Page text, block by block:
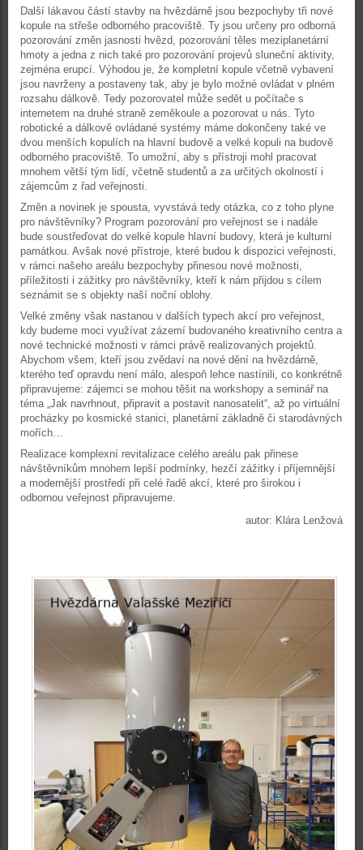
Další lákavou částí stavby na hvězdárně jsou bezpochyby tři nové
kopule na střeše odborného pracoviště. Ty jsou určeny pro odborná
pozorování změn jasnosti hvězd, pozorování těles meziplanetární
hmoty a jedna z nich také pro pozorování projevů sluneční aktivity,
zejména erupcí. Výhodou je, že kompletní kopule včetně vybavení
jsou navrženy a postaveny tak, aby je bylo možné ovládat v plném
rozsahu dálkově. Tedy pozorovatel může sedět u počítače s
internetem na druhé straně zeměkoule a pozorovat u nás. Tyto
robotické a dálkově ovládané systémy máme dokončeny také ve
dvou menších kopulích na hlavní budově a velké kopuli na budově
odborného pracoviště. To umožní, aby s přístroji mohl pracovat
mnohem větší tým lidí, včetně studentů a za určitých okolností i
zájemcům z řad veřejnosti.
Změn a novinek je spousta, vyvstává tedy otázka, co z toho plyne
pro návštěvníky? Program pozorování pro veřejnost se i nadále
bude soustřeďovat do velké kopule hlavní budovy, která je kulturní
památkou. Avšak nové přístroje, které budou k dispozici veřejnosti,
v rámci našeho areálu bezpochyby přinesou nové možnosti,
příležitosti i zážitky pro návštěvníky, kteří k nám přijdou s cílem
seznámit se s objekty naší noční oblohy.
Velké změny však nastanou v dalších typech akcí pro veřejnost,
kdy budeme moci využívat zázemí budovaného kreativního centra a
nové technické možnosti v rámci právě realizovaných projektů.
Abychom všem, kteří jsou zvědaví na nové dění na hvězdárně,
kterého teď opravdu není málo, alespoň lehce nastínili, co konkrétně
připravujeme: zájemci se mohou těšit na workshopy a seminář na
téma „Jak navrhnout, připravit a postavit nanosatelit“, až po virtuální
procházky po kosmické stanici, planetární základně či starodávných
mořích…
Realizace komplexní revitalizace celého areálu pak přinese
návštěvníkům mnohem lepší podmínky, hezčí zážitky i příjemnější
a modernější prostředí při celé řadě akcí, které pro širokou i
odbornou veřejnost připravujeme.
autor: Klára Lenžová